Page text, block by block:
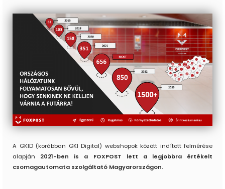
A GKID (korábban GKI Digital) webshopok között indított felmérése
alapján 2021-ben is a FOXPOST lett a legjobbra értékelt
csomagautomata szolgáltató Magyarországon.